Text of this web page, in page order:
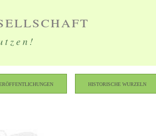
Historische Wurzeln